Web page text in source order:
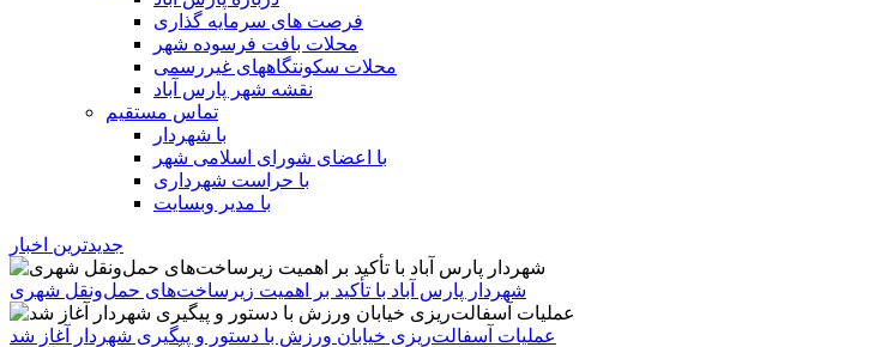
فرصت های سرمایه گذاری
محلات بافت فرسوده شهر
محلات سکونتگاههای غیررسمی
نقشه شهر پارس آباد
تماس مستقیم
با شهردار
با اعضای شورای اسلامی شهر
با حراست شهرداری
با مدیر وبسایت
جدیدترین اخبار
شهردار پارس آباد با تأکید بر اهمیت زیرساخت‌های حمل‌ونقل شهری
عملیات آسفالت‌ریزی خیابان ورزش با دستور و پیگیری شهردار آغاز شد